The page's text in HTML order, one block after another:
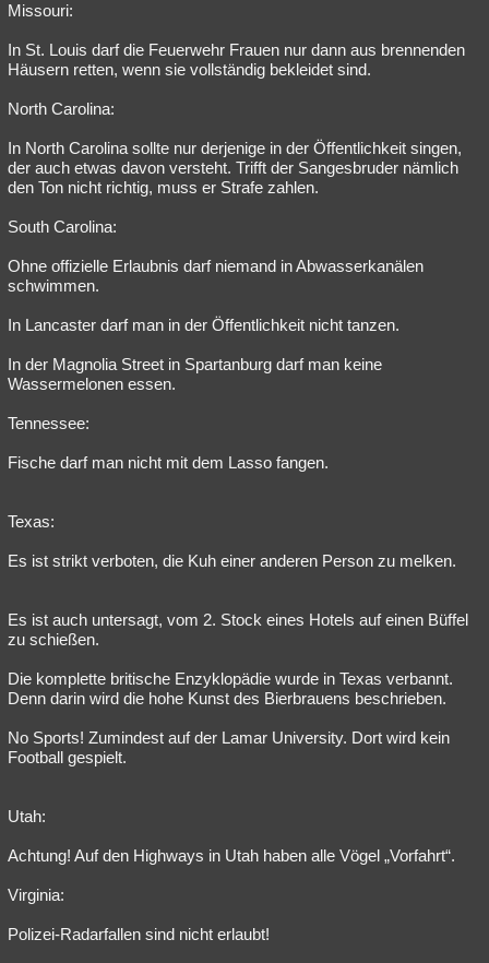
Missouri:
In St. Louis darf die Feuerwehr Frauen nur dann aus brennenden
Häusern retten, wenn sie vollständig bekleidet sind.
North Carolina:
In North Carolina sollte nur derjenige in der Öffentlichkeit singen,
der auch etwas davon versteht. Trifft der Sangesbruder nämlich
den Ton nicht richtig, muss er Strafe zahlen.
South Carolina:
Ohne offizielle Erlaubnis darf niemand in Abwasserkanälen
schwimmen.
In Lancaster darf man in der Öffentlichkeit nicht tanzen.
In der Magnolia Street in Spartanburg darf man keine
Wassermelonen essen.
Tennessee:
Fische darf man nicht mit dem Lasso fangen.
Texas:
Es ist strikt verboten, die Kuh einer anderen Person zu melken.
Es ist auch untersagt, vom 2. Stock eines Hotels auf einen Büffel
zu schießen.
Die komplette britische Enzyklopädie wurde in Texas verbannt.
Denn darin wird die hohe Kunst des Bierbrauens beschrieben.
No Sports! Zumindest auf der Lamar University. Dort wird kein
Football gespielt.
Utah:
Achtung! Auf den Highways in Utah haben alle Vögel „Vorfahrt“.
Virginia:
Polizei-Radarfallen sind nicht erlaubt!